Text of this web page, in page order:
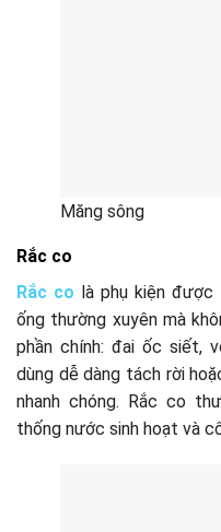
Măng sông
Rắc co
Rắc co là phụ kiện
ống thường xuyên mà
phần chính: đai ốc siết,
dùng dễ dàng tách rời
nhanh chóng. Rắc co
thống nước sinh hoạt và